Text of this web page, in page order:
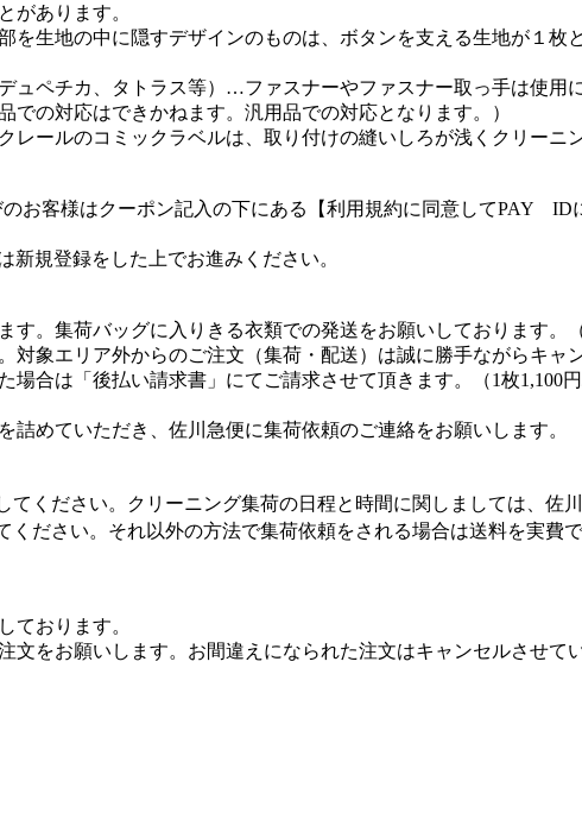
があります。
を生地の中に隠すデザインのものは、ボタンを支える生地が１
ュペチカ、タトラス等）…ファスナーやファスナー取っ手は使
の対応はできかねます。汎用品での対応となります。）
ールのコミックラベルは、取り付けの縫いしろが浅くクリーニ
お客様はクーポン記入の下にある【利用規約に同意してPAY
規登録をした上でお進みください。
す。集荷バッグに入りきる衣類での発送をお願いしております。
対象エリア外からのご注文（集荷・配送）は誠に勝手ながらキャ
場合は「後払い請求書」にてご請求させて頂きます。（1枚
詰めていただき、佐川急便に集荷依頼のご連絡をお願いします。
ください。クリーニング集荷の日程と時間に関しましては、佐
ださい。それ以外の方法で集荷依頼をされる場合は送料を実費で
ております。
文をお願いします。お間違えになられた注文はキャンセルさせて